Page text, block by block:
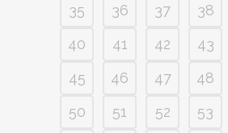
35
36 37 38
40
41 42 43
45
46 47 48
50
51 52 53